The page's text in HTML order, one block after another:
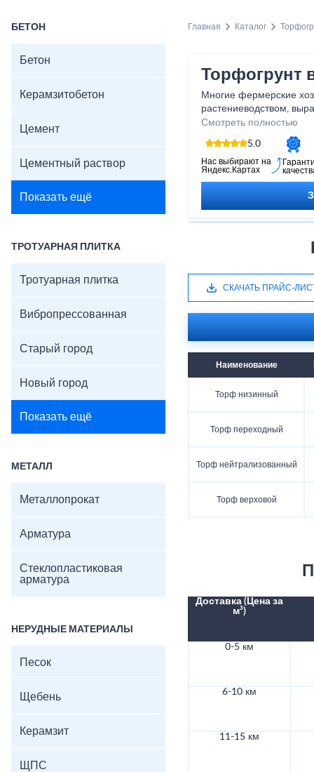
БЕТОН
Бетон
Керамзитобетон
Цемент
Цементный раствор
Показать ещё
ТРОТУАРНАЯ ПЛИТКА
Тротуарная плитка
Вибропрессованная
Старый город
Новый город
Показать ещё
МЕТАЛЛ
Металлопрокат
Арматура
Стеклопластиковая
арматура
НЕРУДНЫЕ МАТЕРИАЛЫ
Песок
Щебень
Керамзит
ЩПС
Главная Каталог
Торфогрунт
Многие фермерские
растениеводством,
нуждается в хорошем и
Смотреть полностью
5.0
Нас выбирают на
Яндекс.Картах
СКАЧАТЬ ПРАЙС-
Наименование
Торф низинный
Торф переходный
Торф нейтрализованный
Торф верховой
Доставка (Цена за
м³)
0-5 км
6-10 км
11-15 км